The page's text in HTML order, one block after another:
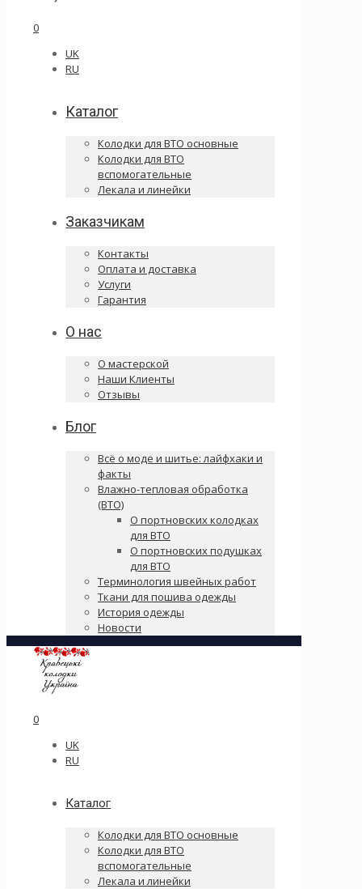
0
UK
RU
Каталог
Колодки для ВТО основные
Колодки для ВТО
вспомогательные
Лекала и линейки
Заказчикам
Контакты
Оплата и доставка
Услуги
Гарантия
О нас
О мастерской
Наши Клиенты
Отзывы
Блог
Всё о моде и шитье: лайфхаки и
факты
Влажно-тепловая обработка
(ВТО)
О портновских колодках
для ВТО
О портновских подушках
для ВТО
Терминология швейных работ
Ткани для пошива одежды
История одежды
Новости
0
UK
RU
Каталог
Колодки для ВТО основные
Колодки для ВТО
вспомогательные
Лекала и линейки